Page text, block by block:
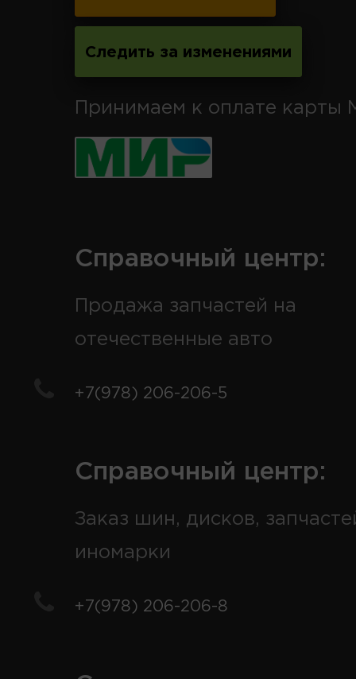
Следить за изменениями
Принимаем к оплате карты
Справочный центр:
Продажа запчастей на
отечественные авто
+7(978) 206-206-5
Справочный центр:
Заказ шин, дисков,
иномарки
+7(978) 206-206-8